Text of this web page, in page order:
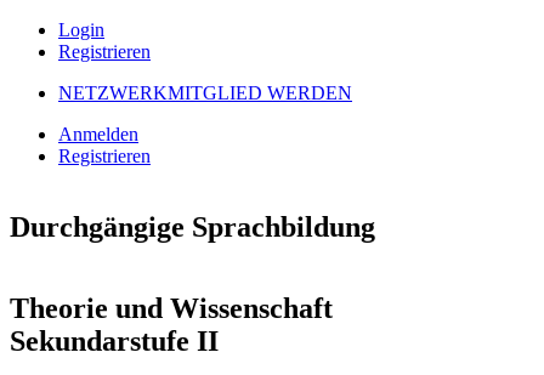
Login
Registrieren
NETZWERKMITGLIED WERDEN
Anmelden
Registrieren
Durchgängige Sprachbildung
Theorie und Wissenschaft
Sekundarstufe II